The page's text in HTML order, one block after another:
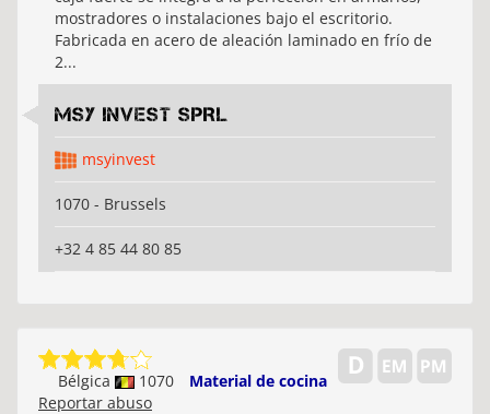
mostradores o instalaciones bajo el escritorio.
Fabricada en acero de aleación laminado en frío de
2...
MSY INVEST SPRL
msyinvest
1070 - Brussels
+32 4 85 44 80 85
Bélgica 1070
Material de cocina
Reportar abuso